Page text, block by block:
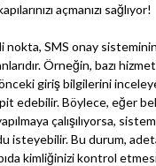
açmanızı sağlıyor!
nokta, SMS onay sisteminin
Örneğin, bazı
önceki giriş bilgilerini
edebilir. Böylece, eğer
çalışılıyorsa,
isteyebilir. Bu durum,
kimliğinizi kontrol